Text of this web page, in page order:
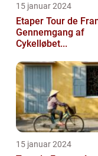
15 januar 2024
Etaper Tour de
Gennemgang af
Cykelløbet...
15 januar 2024